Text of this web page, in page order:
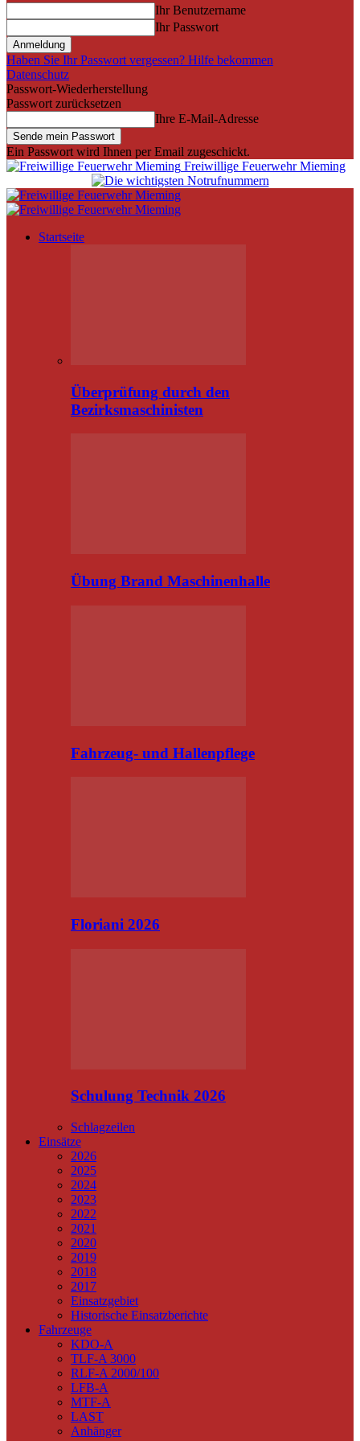
Ihr Benutzername
Ihr Passwort
Haben Sie Ihr Passwort vergessen? Hilfe bekommen
Datenschutz
Passwort-Wiederherstellung
Passwort zurücksetzen
Ihre E-Mail-Adresse
Ein Passwort wird Ihnen per Email zugeschickt.
Freiwillige Feuerwehr Mieming
Startseite
Überprüfung durch den
Bezirksmaschinisten
Übung Brand Maschinenhalle
Fahrzeug- und Hallenpflege
Floriani 2026
Schulung Technik 2026
Schlagzeilen
Einsätze
2026
2025
2024
2023
2022
2021
2020
2019
2018
2017
Einsatzgebiet
Historische Einsatzberichte
Fahrzeuge
KDO-A
TLF-A 3000
RLF-A 2000/100
LFB-A
MTF-A
LAST
Anhänger